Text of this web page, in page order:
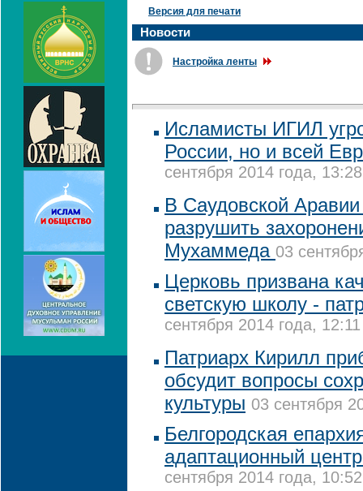
Версия для печати
Новости
Настройка ленты
Исламисты ИГИЛ
России, но и всей
сентября 2014 года, 13:28
В Саудовской
разрушить
Мухаммеда 03
Церковь призвана
светскую школу -
сентября 2014 года, 12:11
Патриарх Кирилл
обсудит вопросы
культуры 03 сентября
Белгородская
адаптационный
сентября 2014 года, 10:52